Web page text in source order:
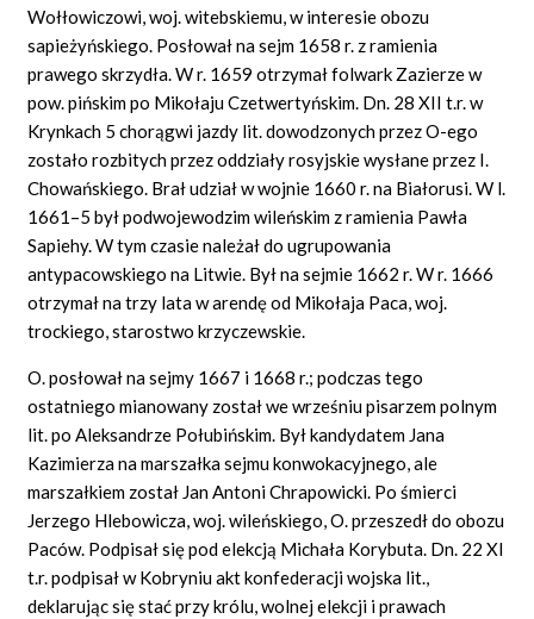
Wołłowiczowi, woj. witebskiemu, w interesie obozu
sapieżyńskiego. Posłował na sejm 1658 r. z ramienia
prawego skrzydła. W r. 1659 otrzymał folwark Zazierze w
pow. pińskim po Mikołaju Czetwertyńskim. Dn. 28 XII t.r. w
Krynkach 5 chorągwi jazdy lit. dowodzonych przez O-ego
zostało rozbitych przez oddziały rosyjskie wysłane przez I.
Chowańskiego. Brał udział w wojnie 1660 r. na Białorusi. W l.
1661–5 był podwojewodzim wileńskim z ramienia Pawła
Sapiehy. W tym czasie należał do ugrupowania
antypacowskiego na Litwie. Był na sejmie 1662 r. W r. 1666
otrzymał na trzy lata w arendę od Mikołaja Paca, woj.
trockiego, starostwo krzyczewskie.
O. posłował na sejmy 1667 i 1668 r.; podczas tego
ostatniego mianowany został we wrześniu pisarzem polnym
lit. po Aleksandrze Połubińskim. Był kandydatem Jana
Kazimierza na marszałka sejmu konwokacyjnego, ale
marszałkiem został Jan Antoni Chrapowicki. Po śmierci
Jerzego Hlebowicza, woj. wileńskiego, O. przeszedł do obozu
Paców. Podpisał się pod elekcją Michała Korybuta. Dn. 22 XI
t.r. podpisał w Kobryniu akt konfederacji wojska lit.,
deklarując się stać przy królu, wolnej elekcji i prawach